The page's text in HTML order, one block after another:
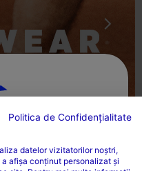
LIMBA
Politica de Confidențialitate
datelor vizitatorilor noștri,
afișa conținut personalizat și